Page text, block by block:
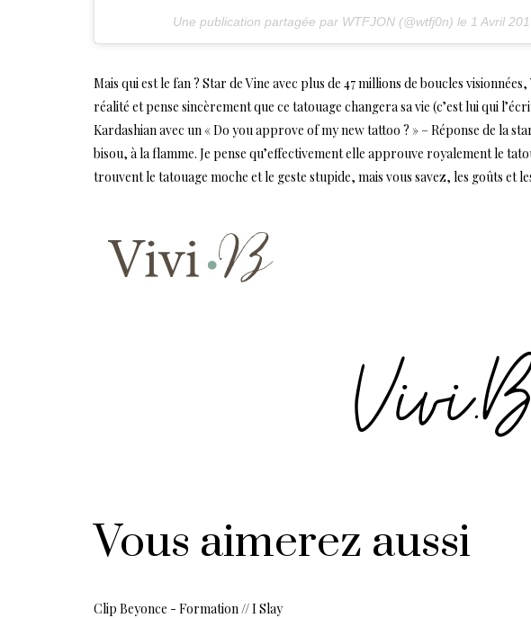
Une publication partagée par WTFJON (@wtfj0n) le 1 Avril
Mais qui est le fan ? Star de Vine avec plus de 47 millions de boucles
réalité et pense sincèrement que ce tatouage changera sa vie (c’est lui qui
Kardashian avec un « Do you approve of my new tattoo ? » – Réponse de la
bisou, à la flamme. Je pense qu’effectivement elle approuve royalement le
trouvent le tatouage moche et le geste stupide, mais vous savez, les goûts et
Vous aimerez aussi
Clip Beyonce - Formation // I Slay